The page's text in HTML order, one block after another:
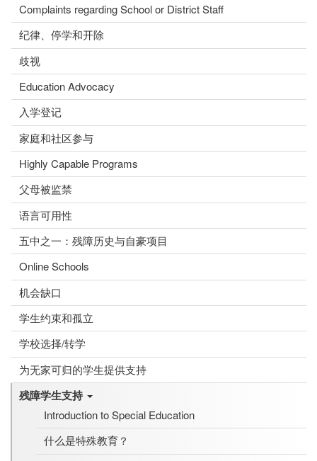
Complaints regarding School or District Staff
纪律、停学和开除
歧视
Education Advocacy
入学登记
家庭和社区参与
Highly Capable Programs
父母被监禁
语言可用性
五中之一：残障历史与自豪项目
Online Schools
机会缺口
学生约束和孤立
学校选择/转学
为无家可归的学生提供支持
残障学生支持
Introduction to Special Education
什么是特殊教育？